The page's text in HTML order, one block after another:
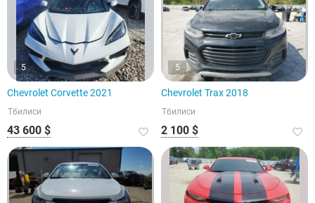
5
Chevrolet Corvette 2021
Тбилиси
43 600 $
5
Chevrolet Trax 2018
Тбилиси
2 100 $